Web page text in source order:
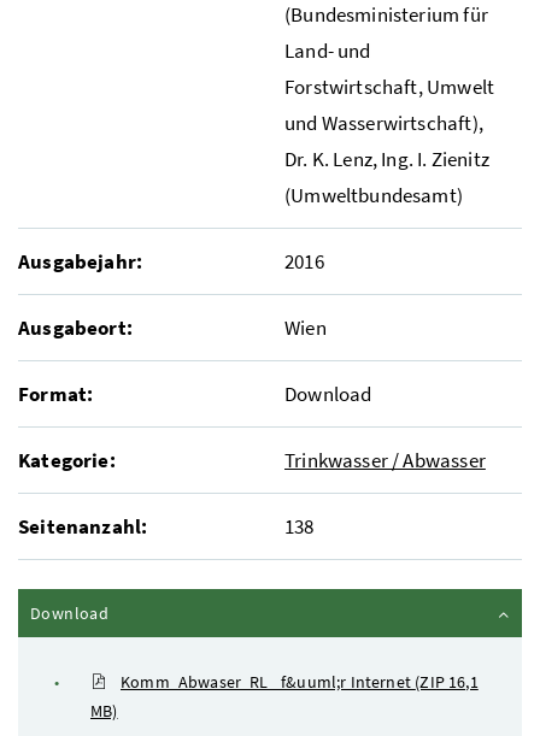
(Bundesministerium für
Land- und
Forstwirtschaft, Umwelt
und Wasserwirtschaft),
Dr. K. Lenz,Ing. I. Zienitz
(Umweltbundesamt)
Ausgabejahr: 2016
Ausgabeort: Wien
Format: Download
Kategorie: Trinkwasser / Abwasser
Seitenanzahl: 138
Download
Komm_Abwaser_RL_ f&uuml;r Internet (ZIP 16,1
MB)